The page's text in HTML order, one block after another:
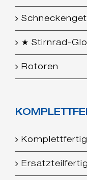
★ Stirnrad-
Rotoren